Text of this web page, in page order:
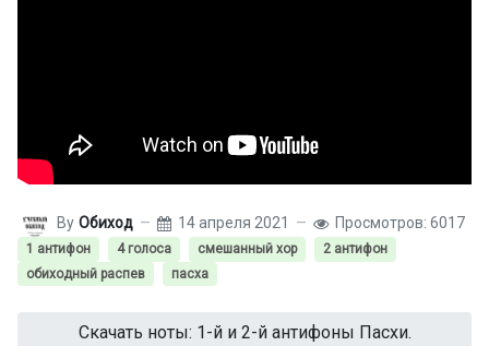
By Обиход 14 апреля 2021 Просмотров: 6017
1 антифон 4 голоса смешанный хор
2 антифон
обиходный распев
пасха
Скачать ноты: 1-й и 2-й антифоны Пасхи.